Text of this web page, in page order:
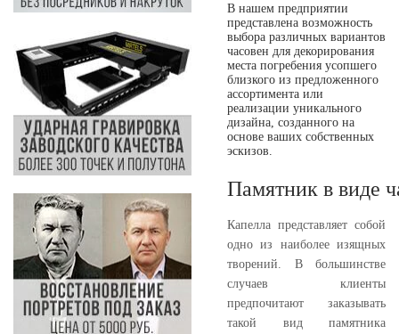
В нашем предприятии
представлена возможность
выбора различных вариантов
часовен для декорирования
места погребения усопшего
близкого из предложенного
ассортимента или
реализации уникального
дизайна, созданного на
основе ваших собственных
эскизов.
Памятник в виде
Капелла представляет собой
одно из наиболее изящных
творений. В большинстве
случаев клиенты
предпочитают заказывать
такой вид памятника